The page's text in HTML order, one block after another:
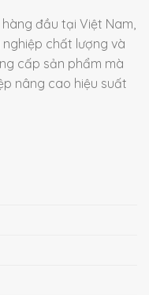
đầu tại Việt Nam,
chất lượng và
cấp sản phẩm mà
nâng cao hiệu suất